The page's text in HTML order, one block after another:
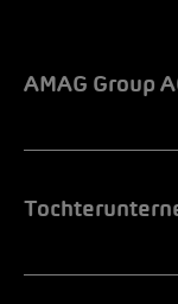
AMAG Group